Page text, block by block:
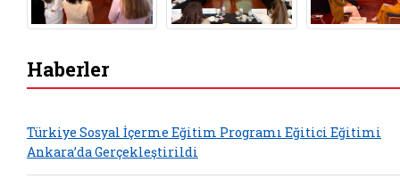
Haberler
Türkiye Sosyal İçerme Eğitim Programı Eğitici Eğitimi
Ankara’da Gerçekleştirildi